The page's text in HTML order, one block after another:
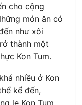
cho cộng
món ăn có
như xôi
thành một
Kon Tum.
nhiều ở Kon
kể đến,
le Kon Tum.